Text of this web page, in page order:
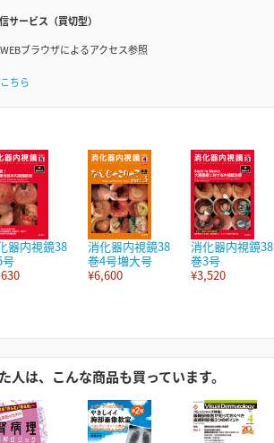
サービス（買切型）
ブラウザによるアクセス参照
こちら
器内視鏡38
消化器内視鏡38
巻4号増大号
¥6,600
消化器内視鏡38
巻3号
¥3,520
人は、こんな商品も買っています。